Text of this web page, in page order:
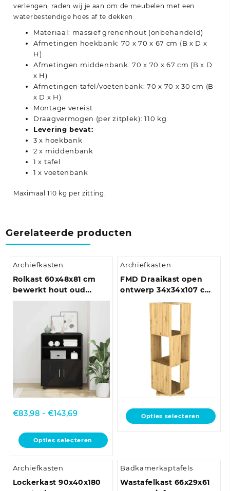
verlengen, raden wij je aan om de meubelen met een
waterbestendige hoes af te dekken
Materiaal: massief grenenhout (onbehandeld)
Afmetingen hoekbank: 70 x 70 x 67 cm (B x D x
H)
Afmetingen middenbank: 70 x 70 x 67 cm (B x D
x H)
Afmetingen tafel/voetenbank: 70 x 70 x 30 cm (B
x D x H)
Montage vereist
Draagvermogen (per zitplek): 110 kg
Levering bevat:
3 x hoekbank
2 x middenbank
1 x tafel
1 x voetenbank
Maximaal 110 kg per zitting.
Gerelateerde producten
Archiefkasten
Rolkast 60x48x81 cm
bewerkt hout oud
houtkleurig
€83,98 - €143,69Prijsklasse:
tot
€143,69
Opties selecteren
Dit
product
meerdere
variaties.
Archiefkasten
FMD Draaikast open
ontwerp 34x34x107 cm
antiek-eikenkleurig
Opties selecteren
Dit
product
Deze
optie
Archiefkasten
Lockerkast 90x40x180
Badkamerkaptafels
Wastafelkast 66x29x61